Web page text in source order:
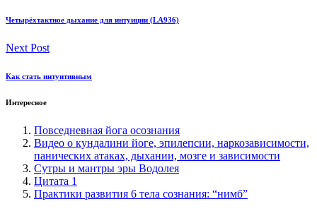
Четырёхтактное дыхание для интуиции (LA936)
Next Post
Как стать интуитивным
Интересное
Повседневная йога осознания
Видео о кундалини йоге, эпилепсии, наркозависимости,
панических атаках, дыхании, мозге и зависимости
Сутры и мантры эры Водолея
Цитата 1
Практики развития 6 тела сознания: “нимб”